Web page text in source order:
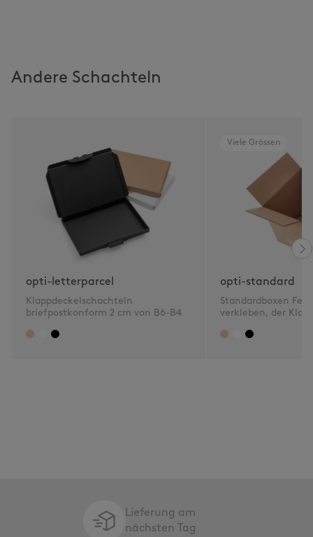
Andere Schachteln
opti-letterparcel
Klappdeckelschachteln
briefpostkonform 2 cm von B6-B4
Viele Grössen
opti-standard
Standardboxen
verkleben, der
Lieferung am
nächsten Tag